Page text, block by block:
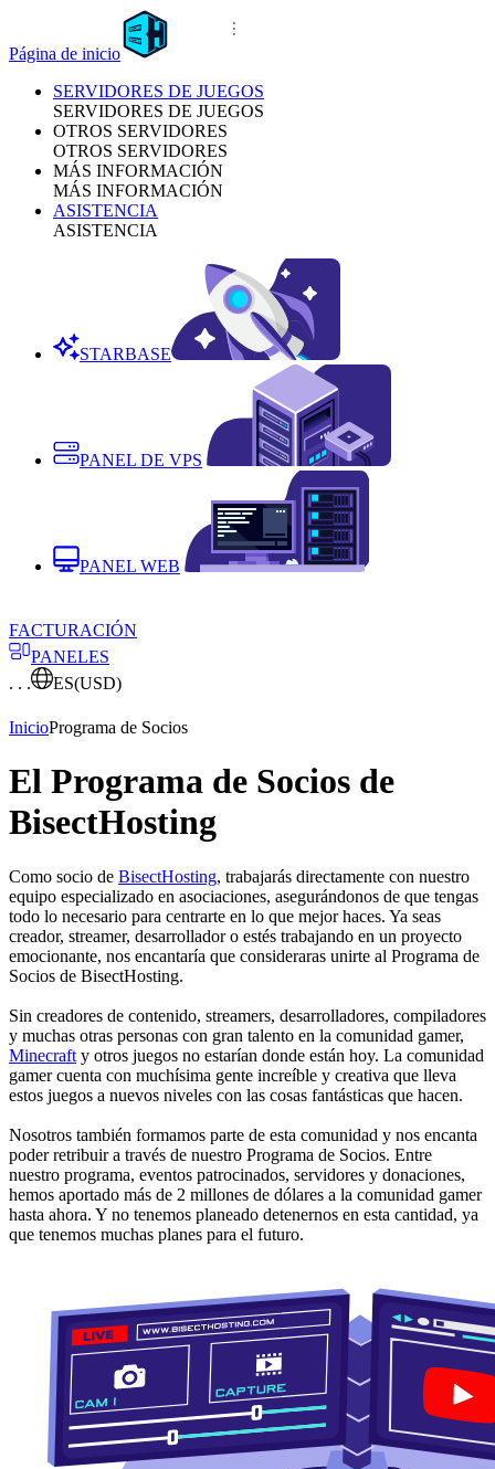
Página de inicio
SERVIDORES DE JUEGOS
SERVIDORES DE JUEGOS
OTROS SERVIDORES
OTROS SERVIDORES
MÁS INFORMACIÓN
MÁS INFORMACIÓN
ASISTENCIA
ASISTENCIA
STARBASE
PANEL DE VPS
PANEL WEB
FACTURACIÓN
PANELES
. . .
ES(USD)
InicioPrograma de Socios
El Programa de Socios de
BisectHosting
Como socio de BisectHosting, trabajarás directamente con nuestro
equipo especializado en asociaciones, asegurándonos de que tengas
todo lo necesario para centrarte en lo que mejor haces. Ya seas
creador, streamer, desarrollador o estés trabajando en un proyecto
emocionante, nos encantaría que consideraras unirte al Programa de
Socios de BisectHosting.
Sin creadores de contenido, streamers, desarrolladores, compiladores
y muchas otras personas con gran talento en la comunidad gamer,
Minecraft y otros juegos no estarían donde están hoy. La comunidad
gamer cuenta con muchísima gente increíble y creativa que lleva
estos juegos a nuevos niveles con las cosas fantásticas que hacen.
Nosotros también formamos parte de esta comunidad y nos encanta
poder retribuir a través de nuestro Programa de Socios. Entre
nuestro programa, eventos patrocinados, servidores y donaciones,
hemos aportado más de 2 millones de dólares a la comunidad gamer
hasta ahora. Y no tenemos planeado detenernos en esta cantidad, ya
que tenemos muchas planes para el futuro.